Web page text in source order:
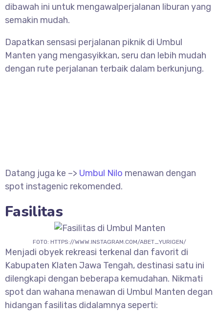
dibawah ini untuk mengawalperjalanan liburan yang
semakin mudah.
Dapatkan sensasi perjalanan piknik di Umbul
Manten yang mengasyikkan, seru dan lebih mudah
dengan rute perjalanan terbaik dalam berkunjung.
Datang juga ke –> Umbul Nilo menawan dengan
spot instagenic rekomended.
Fasilitas
FOTO: HTTPS://WWW.INSTAGRAM.COM/ABET_YURIGEN/
Menjadi obyek rekreasi terkenal dan favorit di
Kabupaten Klaten Jawa Tengah, destinasi satu ini
dilengkapi dengan beberapa kemudahan. Nikmati
spot dan wahana menawan di Umbul Manten degan
hidangan fasilitas didalamnya seperti: